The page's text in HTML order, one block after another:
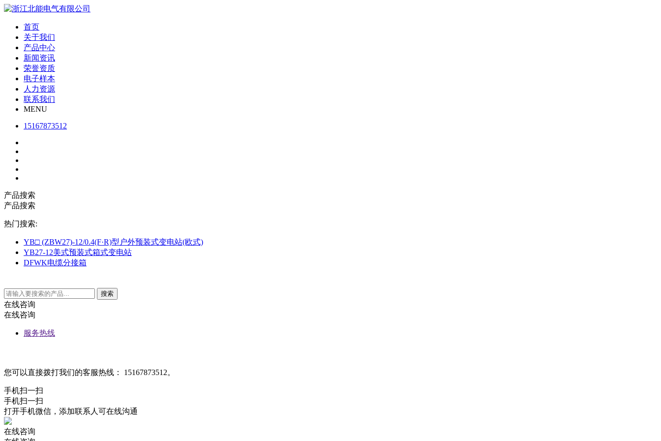
首页
关于我们
产品中心
新闻资讯
荣誉资质
电子样本
人力资源
联系我们
MENU
15167873512
产品搜索
产品搜索
热门搜索:
YB□ (ZBW27)-12/0.4(F·R)型户外预装式变电站(欧式)
YB27-12美式预装式箱式变电站
DFWK电缆分接箱
在线咨询
在线咨询
服务热线
您可以直接拨打我们的客服热线： 15167873512。
手机扫一扫
手机扫一扫
打开手机微信，添加联系人可在线沟通
在线咨询